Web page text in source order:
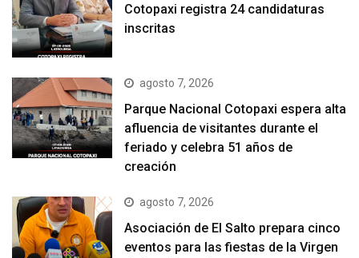
Cotopaxi registra 24 candidaturas
inscritas
agosto 7, 2026
Parque Nacional Cotopaxi espera alta
afluencia de visitantes durante el
feriado y celebra 51 años de
creación
agosto 7, 2026
Asociación de El Salto prepara cinco
eventos para las fiestas de la Virgen